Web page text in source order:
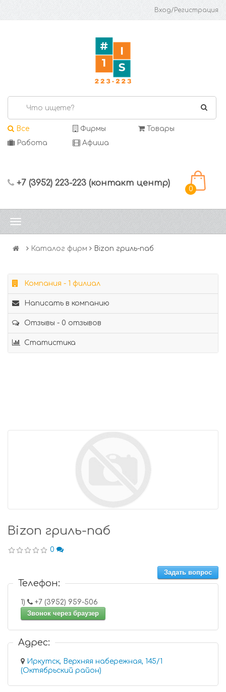
Вход/Регистрация
Все Фирмы
Товары
Работа
Афиша
+7 (3952) 223-223 (контакт центр)
0
Каталог фирм Bizon гриль-паб
Компания - 1 филиал
Написать в компанию
Отзывы - 0 отзывов
Статистика
Bizon гриль-паб
0
Задать вопрос
Телефон:
1)
+7 (3952) 959-506
Звонок через браузер
Адрес:
Иркутск, Верхняя набережная, 145/1
(Октябрьский район)